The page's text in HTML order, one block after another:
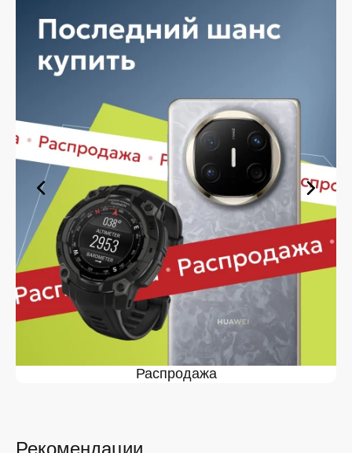
Память
Планируете покупку в рассрочку? У нас есть такая
услуга. Мы предлагаем удобные условия оплаты,
позволяющие сделать покупку комфортной. Просто
выберите нужную позицию, добавьте в корзину и
Ассортимент в магазине iSpace в
На нашей торговой платформе представлен широкий
выбор продукции. Среди ассортимента, как новинки
рынка, так и проверенные временем модели. Каждый
продукт в каталоге соответствует стандартам
качества. Вы можете выбрать и заказать в в удобной
конфигурации и с доступной ценой.
Мы постоянно обновляем ассортимент, отслеживаем
наличие, поддерживаем актуальность информации,
касающейся цен и наличия. Благодаря этому клиенты
получают лучшие предложения и экономят своё
время. Преимущества покупки у нас:
Широкий выбор с регулярным обновлением. Мы
следим за новинками рынка и оперативно
добавляем их в каталог.
Распродажа